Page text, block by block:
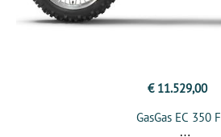
€ 11.529,00
GasGas EC 350 F